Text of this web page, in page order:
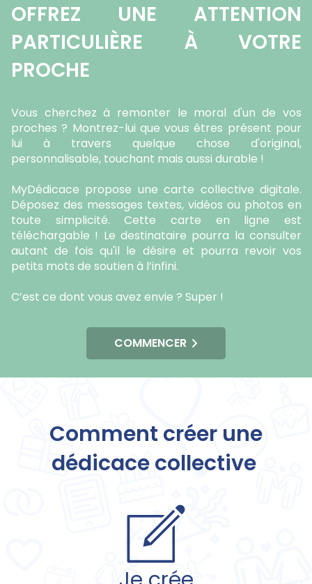
OFFREZ UNE ATTENTION
PARTICULIÈRE À VOTRE
PROCHE
Vous cherchez à remonter le moral d'un de vos
proches ? Montrez-lui que vous êtres présent pour
lui à travers quelque chose d'original,
personnalisable, touchant mais aussi durable !
MyDédicace propose une carte collective digitale.
Déposez des messages textes, vidéos ou photos en
toute simplicité. Cette carte en ligne est
téléchargable ! Le destinataire pourra la consulter
autant de fois qu'il le désire et pourra revoir vos
petits mots de soutien à l’infini.
C’est ce dont vous avez envie ? Super !
COMMENCER
Comment créer une
dédicace collective